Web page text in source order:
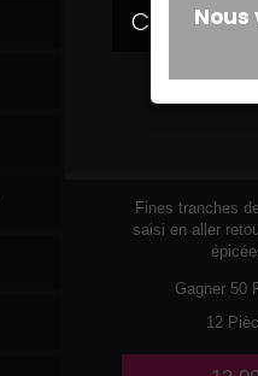
Fines tranches
saisi en aller
Gagner 50
12